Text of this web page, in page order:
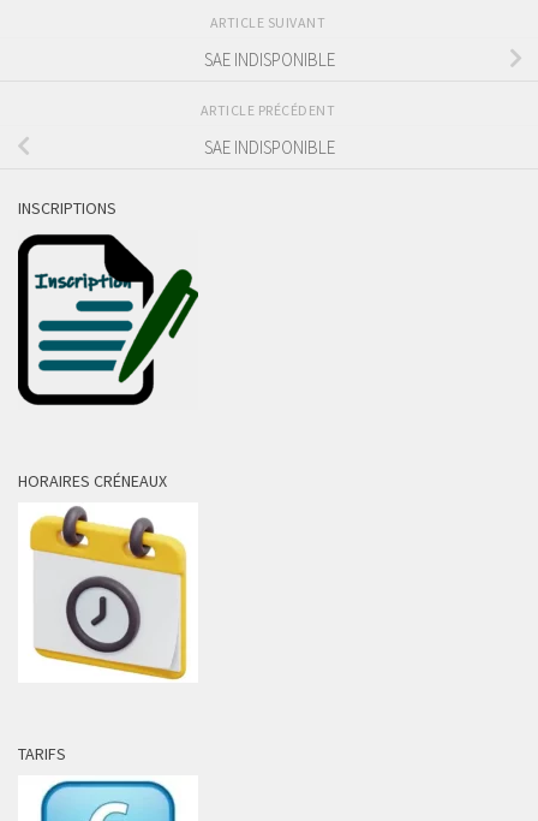
ARTICLE SUIVANT
SAE INDISPONIBLE
ARTICLE PRÉCÉDENT
SAE INDISPONIBLE
INSCRIPTIONS
HORAIRES CRÉNEAUX
TARIFS